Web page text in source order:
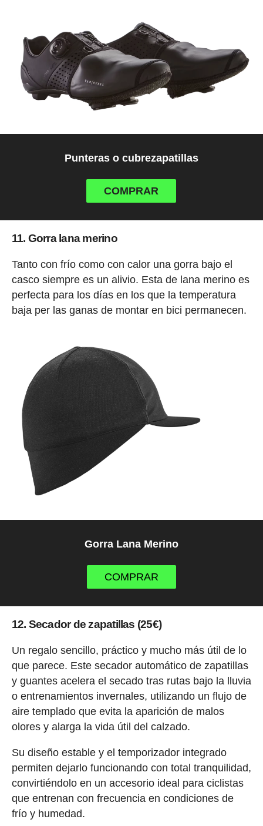
Punteras o cubrezapatillas
COMPRAR
11. Gorra lana merino
Tanto con frío como con calor una gorra bajo el
casco siempre es un alivio. Esta de lana merino es
perfecta para los días en los que la temperatura
baja per las ganas de montar en bici permanecen.
Gorra Lana Merino
COMPRAR
12. Secador de zapatillas (25€)
Un regalo sencillo, práctico y mucho más útil de lo
que parece. Este secador automático de zapatillas
y guantes acelera el secado tras rutas bajo la lluvia
o entrenamientos invernales, utilizando un flujo de
aire templado que evita la aparición de malos
olores y alarga la vida útil del calzado.
Su diseño estable y el temporizador integrado
permiten dejarlo funcionando con total tranquilidad,
convirtiéndolo en un accesorio ideal para ciclistas
que entrenan con frecuencia en condiciones de
frío y humedad.